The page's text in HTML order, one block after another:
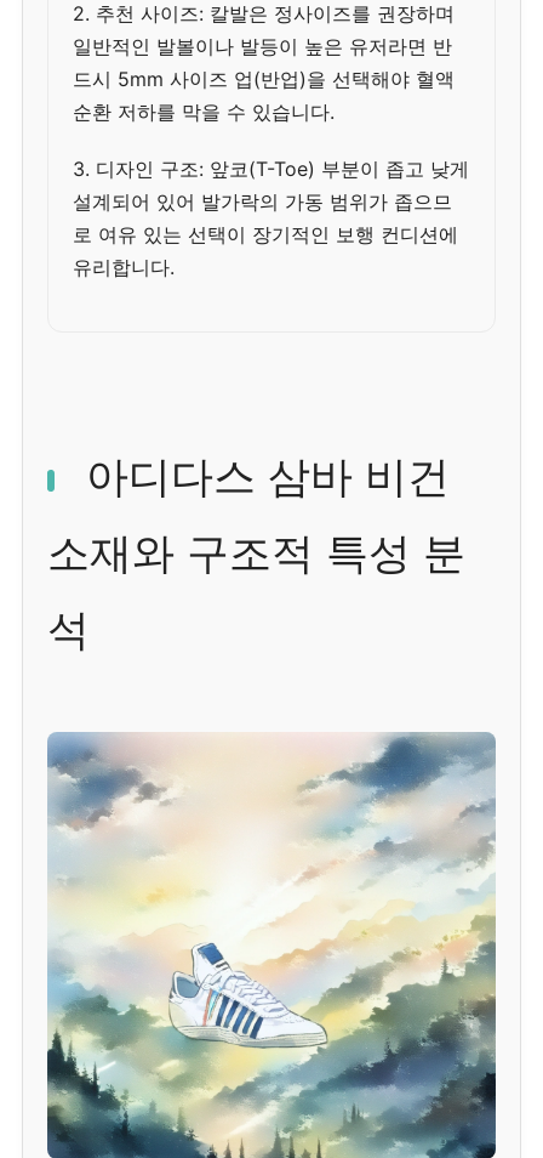
2. 추천 사이즈: 칼발은 정사이즈를 권장하며
일반적인 발볼이나 발등이 높은 유저라면 반
드시 5mm 사이즈 업(반업)을 선택해야 혈액
순환 저하를 막을 수 있습니다.
3. 디자인 구조: 앞코(T-Toe) 부분이 좁고 낮게
설계되어 있어 발가락의 가동 범위가 좁으므
로 여유 있는 선택이 장기적인 보행 컨디션에
유리합니다.
아디다스 삼바 비건
소재와 구조적 특성 분
석